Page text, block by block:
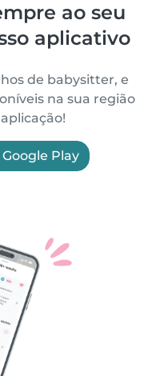
ao seu
aplicativo
de babysitter, e
na sua região
Google Play